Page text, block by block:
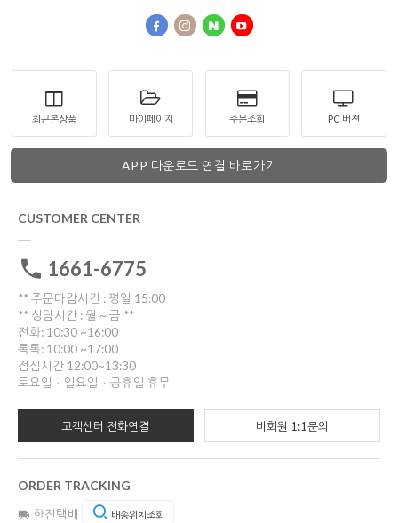
최근본상품 마이페이지 주문조회 PC 버젼
APP 다운로드 연결 바로가기
CUSTOMER CENTER
1661-6775
** 주문마감시간 : 평일 15:00
** 상담시간 : 월 ~ 금 **
전화: 10:30 ~16:00
톡톡: 10:00 ~17:00
점심시간 12:00~13:30
토요일ㆍ일요일ㆍ공휴일 휴무
고객센터 전화연결 비회원 1:1문의
ORDER TRACKING
한진택배 배송위치조회